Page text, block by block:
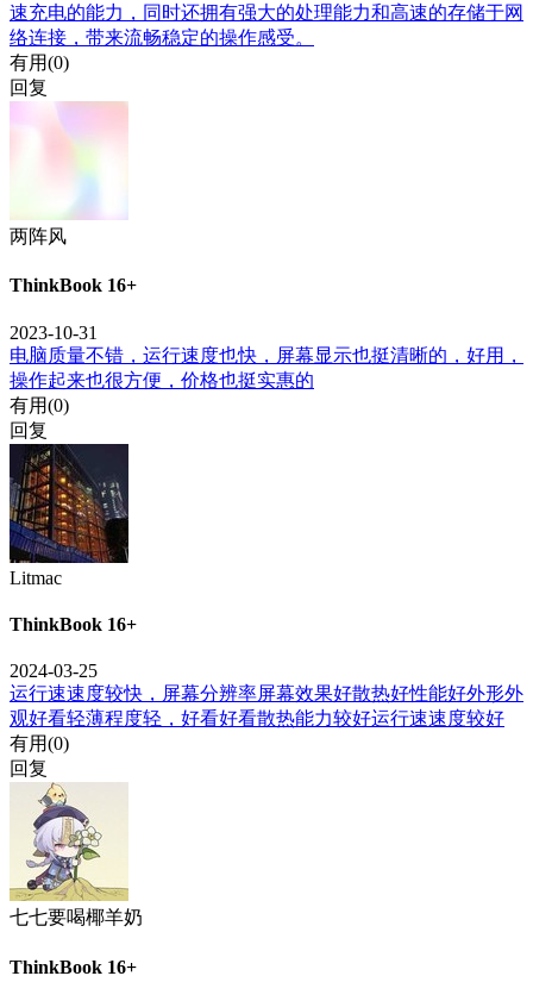
速充电的能力，同时还拥有强大的处理能力和高速的存储于网
络连接，带来流畅稳定的操作感受。
有用(0)
回复
两阵风
ThinkBook 16+
2023-10-31
电脑质量不错，运行速度也快，屏幕显示也挺清晰的，好用，
操作起来也很方便，价格也挺实惠的
有用(0)
回复
Litmac
ThinkBook 16+
2024-03-25
运行速速度较快，屏幕分辨率屏幕效果好散热好性能好外形外
观好看轻薄程度轻，好看好看散热能力较好运行速速度较好
有用(0)
回复
七七要喝椰羊奶
ThinkBook 16+